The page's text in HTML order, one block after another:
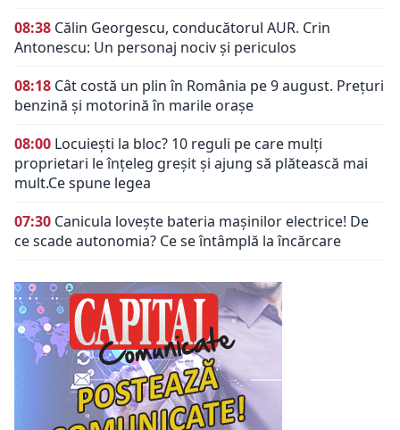
08:38 Călin Georgescu, conducătorul AUR. Crin
Antonescu: Un personaj nociv şi periculos
08:18 Cât costă un plin în România pe 9 august. Prețuri
benzină și motorină în marile orașe
08:00 Locuiești la bloc? 10 reguli pe care mulți
proprietari le înțeleg greșit și ajung să plătească mai
mult.Ce spune legea
07:30 Canicula lovește bateria mașinilor electrice! De
ce scade autonomia? Ce se întâmplă la încărcare